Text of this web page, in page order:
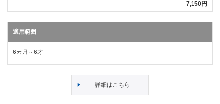
7,150円
適用範囲
6カ月～6才
詳細はこちら